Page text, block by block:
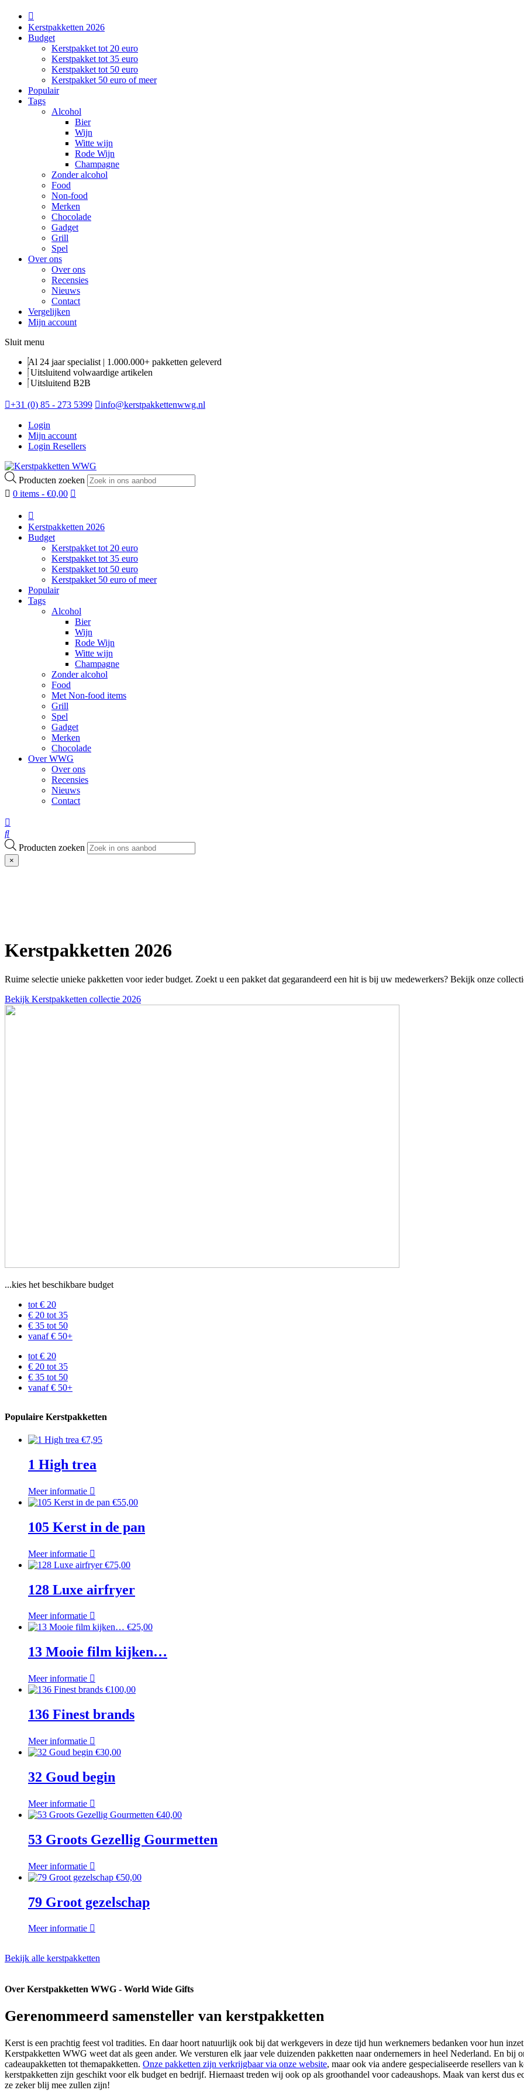
Kerstpakketten 2026
Budget
Kerstpakket tot 20 euro
Kerstpakket tot 35 euro
Kerstpakket tot 50 euro
Kerstpakket 50 euro of meer
Populair
Tags
Alcohol
Bier
Wijn
Witte wijn
Rode Wijn
Champagne
Zonder alcohol
Food
Non-food
Merken
Chocolade
Gadget
Grill
Spel
Over ons
Over ons
Recensies
Nieuws
Contact
Vergelijken
Mijn account
Sluit menu
Al 24 jaar specialist | 1.000.000+ pakketten geleverd
Uitsluitend volwaardige artikelen
Uitsluitend B2B
+31 (0) 85 - 273 5399 info@kerstpakkettenwwg.nl
Login
Mijn account
Login Resellers
Producten zoeken
0 items - €0,00
Kerstpakketten 2026
Budget
Kerstpakket tot 20 euro
Kerstpakket tot 35 euro
Kerstpakket tot 50 euro
Kerstpakket 50 euro of meer
Populair
Tags
Alcohol
Bier
Wijn
Rode Wijn
Witte wijn
Champagne
Zonder alcohol
Food
Met Non-food items
Grill
Spel
Gadget
Merken
Chocolade
Over WWG
Over ons
Recensies
Nieuws
Contact
Producten zoeken
×
Kerstpakketten 2026
Ruime selectie unieke pakketten voor ieder budget. Zoekt u een pakket dat gegarandeerd een hit is bij uw medewerkers? Bekijk onze
Bekijk Kerstpakketten collectie 2026
...kies het beschikbare budget
tot € 20
€ 20 tot 35
€ 35 tot 50
vanaf € 50+
tot € 20
€ 20 tot 35
€ 35 tot 50
vanaf € 50+
Populaire Kerstpakketten
€7,95
1 High trea
Meer informatie
€55,00
105 Kerst in de pan
Meer informatie
€75,00
128 Luxe airfryer
Meer informatie
€25,00
13 Mooie film kijken…
Meer informatie
€100,00
136 Finest brands
Meer informatie
€30,00
32 Goud begin
Meer informatie
€40,00
53 Groots Gezellig Gourmetten
Meer informatie
€50,00
79 Groot gezelschap
Meer informatie
Bekijk alle kerstpakketten
Over Kerstpakketten WWG - World Wide Gifts
Gerenommeerd samensteller van kerstpakketten
Kerst is een prachtig feest vol tradities. En daar hoort natuurlijk ook bij dat werkgevers in deze tijd hun werknemers bedanken voor hun
Kerstpakketten WWG weet dat als geen ander. We versturen elk jaar vele duizenden pakketten naar ondernemers in heel Nederland. En bij
cadeaupakketten tot themapakketten. Onze pakketten zijn verkrijgbaar via onze website, maar ook via andere gespecialiseerde resellers
kerstpakketten zijn geschikt voor elk budget en bedrijf. Hiernaast treden wij ook op als groothandel voor cadeaushops. Maak van kerst dus
ze zeker blij mee zullen zijn!